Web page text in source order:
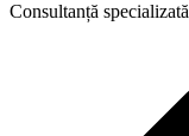
Consultanță specializată